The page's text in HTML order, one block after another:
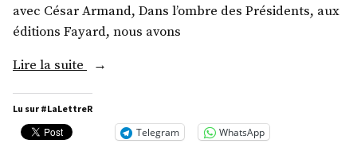
avec César Armand, Dans l’ombre des Présidents, aux
éditions Fayard, nous avons
Lire la suite
« Monsieur
René
Lemas
Lu sur #LaLettreR
Telegram WhatsApp